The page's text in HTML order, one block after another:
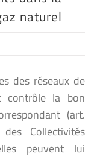
naturel
des réseaux de
contrôle la bon
(art.
Collectivités
peuvent lui